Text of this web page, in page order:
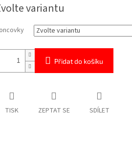
variantu
Přidat do košíku
TISK ZEPTAT SE SDÍLET